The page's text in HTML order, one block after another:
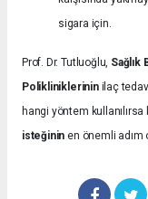
sigara için.
Prof. Dr. Tutluoğlu, Sağlık
Polikliniklerininilaç
hangi yöntem kullanılırsa
isteğinin en önemli adım